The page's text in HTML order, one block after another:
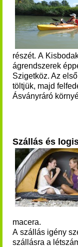
részét. A
ágrendszerek
Szigetköz. Az
töltjük, majd
Ásványráró
Szállás és
macera.
A szállás igény
szállásra a